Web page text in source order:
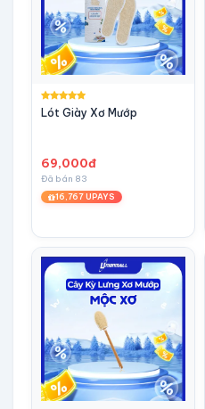
Lót Giày Xơ Mướp
69,000đ
Đã bán 83
16,767 UPAYS